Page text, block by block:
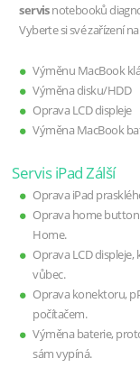
servisnotebooků
Vyberte si své zařízení
Výměnu MacBook
Výměna disku/HDD
Oprava LCD displeje
Výměna MacBook
Servis iPad Zálší
Oprava iPad
Oprava home
Home.
Oprava LCD
vůbec.
Oprava konektoru,
počítačem.
Výměna baterie,
sám vypíná.